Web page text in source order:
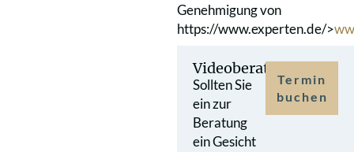
Genehmigung von
https://www.experten.de/>
Videoberatung
Sollten Sie
ein zur
Beratung
ein Gesicht
Termin
buchen